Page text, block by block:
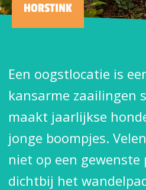
HORSTINK
Een oogstlocatie is
kansarme zaailingen
maakt jaarlijkse
jonge boompjes.
niet op een gewenste
dichtbij het